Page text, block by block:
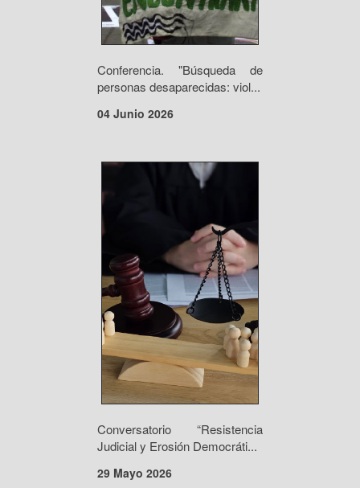
Conferencia. "Búsqueda de
personas desaparecidas: viol...
04 Junio 2026
Conversatorio “Resistencia
Judicial y Erosión Democráti...
29 Mayo 2026